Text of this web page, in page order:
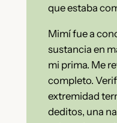
que estaba
Mimí fue a
sustancia en
mi prima. Me
completo.
extremidad
deditos, una